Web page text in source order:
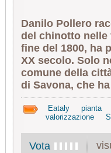
Danilo Pollero
del chinotto nelle
fine del 1800, ha
XX secolo. Solo
comune della
di Savona, che
Eataly pianta
valorizzazione
Vota